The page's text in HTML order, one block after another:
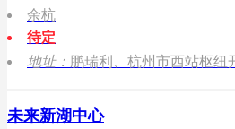
余杭
待定
地址： 鹏瑞利、杭州市西站枢纽开发、
未来新湖中心